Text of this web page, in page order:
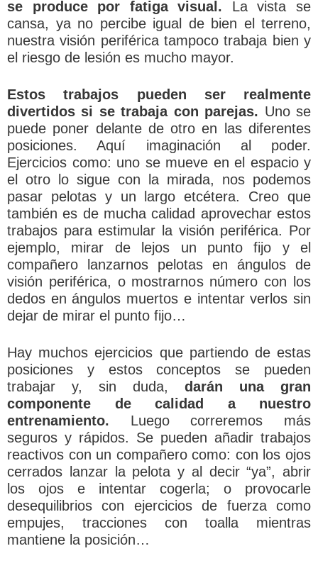
se produce por fatiga visual. La vista se
cansa, ya no percibe igual de bien el terreno,
nuestra visión periférica tampoco trabaja bien y
el riesgo de lesión es mucho mayor.
Estos trabajos pueden ser realmente
divertidos si se trabaja con parejas. Uno se
puede poner delante de otro en las diferentes
posiciones. Aquí imaginación al poder.
Ejercicios como: uno se mueve en el espacio y
el otro lo sigue con la mirada, nos podemos
pasar pelotas y un largo etcétera. Creo que
también es de mucha calidad aprovechar estos
trabajos para estimular la visión periférica. Por
ejemplo, mirar de lejos un punto fijo y el
compañero lanzarnos pelotas en ángulos de
visión periférica, o mostrarnos número con los
dedos en ángulos muertos e intentar verlos sin
dejar de mirar el punto fijo…
Hay muchos ejercicios que partiendo de estas
posiciones y estos conceptos se pueden
trabajar y, sin duda, darán una gran
componente de calidad a nuestro
entrenamiento. Luego correremos más
seguros y rápidos. Se pueden añadir trabajos
reactivos con un compañero como: con los ojos
cerrados lanzar la pelota y al decir “ya”, abrir
los ojos e intentar cogerla; o provocarle
desequilibrios con ejercicios de fuerza como
empujes, tracciones con toalla mientras
mantiene la posición…